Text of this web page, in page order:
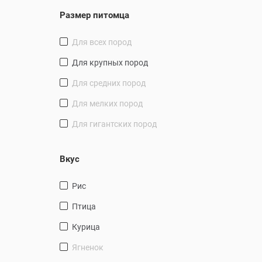
Размер питомца
для всех пород
для крупных пород
для средних пород
для мелких пород
для гигантских пород
Вкус
рис
птица
курица
ягненок